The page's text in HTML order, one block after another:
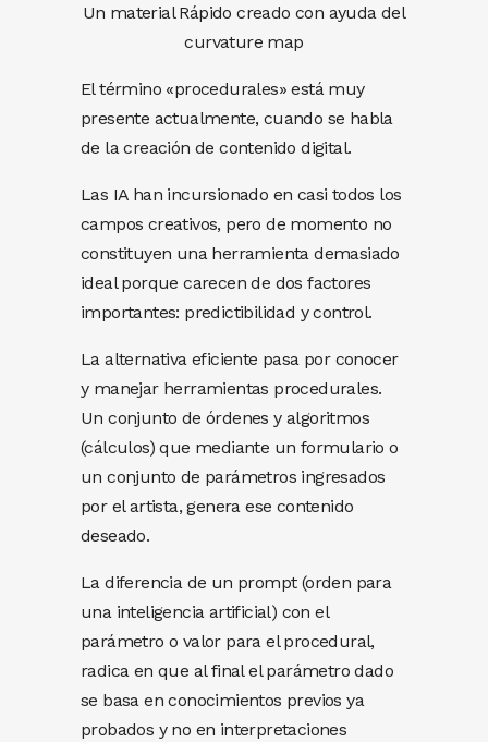
Un material Rápido creado con ayuda del
curvature map
El término «procedurales» está muy
presente actualmente, cuando se habla
de la creación de contenido digital.
Las IA han incursionado en casi todos los
campos creativos, pero de momento no
constituyen una herramienta demasiado
ideal porque carecen de dos factores
importantes: predictibilidad y control.
La alternativa eficiente pasa por conocer
y manejar herramientas procedurales.
Un conjunto de órdenes y algoritmos
(cálculos) que mediante un formulario o
un conjunto de parámetros ingresados
por el artista, genera ese contenido
deseado.
La diferencia de un prompt (orden para
una inteligencia artificial) con el
parámetro o valor para el procedural,
radica en que al final el parámetro dado
se basa en conocimientos previos ya
probados y no en interpretaciones